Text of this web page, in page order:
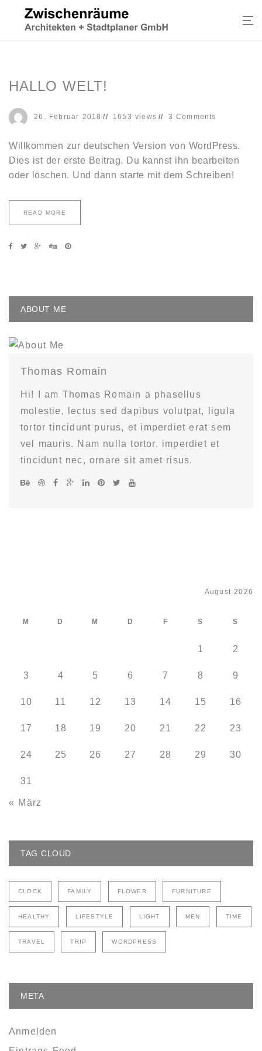
HALLO WELT!
26. Februar 2018 1653 views 3 Comments
Willkommen zur deutschen Version von WordPress.
Dies ist der erste Beitrag. Du kannst ihn bearbeiten
oder löschen. Und dann starte mit dem Schreiben!
READ MORE
ABOUT ME
Thomas Romain
Hi! I am Thomas Romain a phasellus
molestie, lectus sed dapibus volutpat, ligula
tortor tincidunt purus, et imperdiet erat sem
vel mauris. Nam nulla tortor, imperdiet et
tincidunt nec, ornare sit amet risus.
August 2026
M D M D F S S
1 2
3 4 5 6 7 8 9
10 11 12 13 14 15 16
17 18 19 20 21 22 23
24 25 26 27 28 29 30
31
« März
TAG CLOUD
CLOCK FAMILY FLOWER FURNITURE
HEALTHY LIFESTYLE LIGHT MEN TIME
TRAVEL TRIP WORDPRESS
META
Anmelden